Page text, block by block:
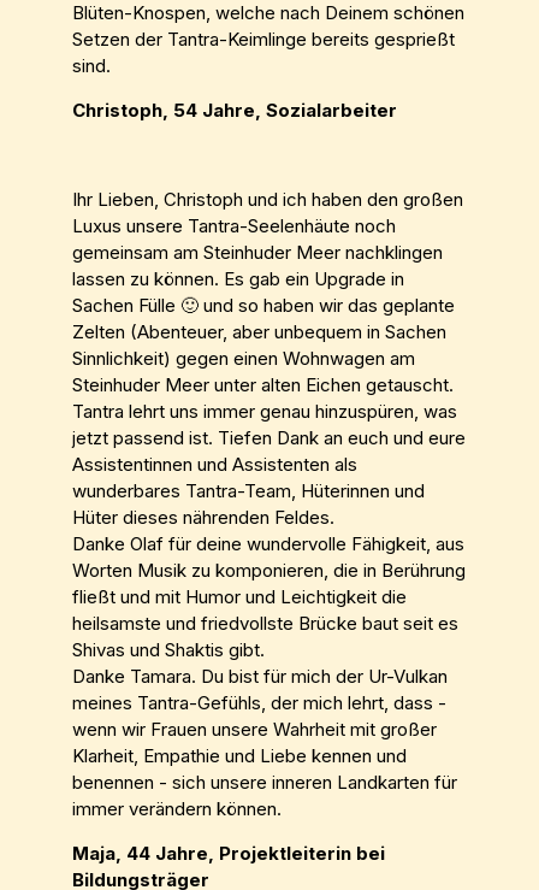
Blüten-Knospen, welche nach Deinem schönen
Setzen der Tantra-Keimlinge bereits gesprießt
sind.
Christoph, 54 Jahre, Sozialarbeiter
Ihr Lieben, Christoph und ich haben den großen
Luxus unsere Tantra-Seelenhäute noch
gemeinsam am Steinhuder Meer nachklingen
lassen zu können. Es gab ein Upgrade in
Sachen Fülle 🙂 und so haben wir das geplante
Zelten (Abenteuer, aber unbequem in Sachen
Sinnlichkeit) gegen einen Wohnwagen am
Steinhuder Meer unter alten Eichen getauscht.
Tantra lehrt uns immer genau hinzuspüren, was
jetzt passend ist. Tiefen Dank an euch und eure
Assistentinnen und Assistenten als
wunderbares Tantra-Team, Hüterinnen und
Hüter dieses nährenden Feldes.
Danke Olaf für deine wundervolle Fähigkeit, aus
Worten Musik zu komponieren, die in Berührung
fließt und mit Humor und Leichtigkeit die
heilsamste und friedvollste Brücke baut seit es
Shivas und Shaktis gibt.
Danke Tamara. Du bist für mich der Ur-Vulkan
meines Tantra-Gefühls, der mich lehrt, dass -
wenn wir Frauen unsere Wahrheit mit großer
Klarheit, Empathie und Liebe kennen und
benennen - sich unsere inneren Landkarten für
immer verändern können.
Maja, 44 Jahre, Projektleiterin bei
Bildungsträger